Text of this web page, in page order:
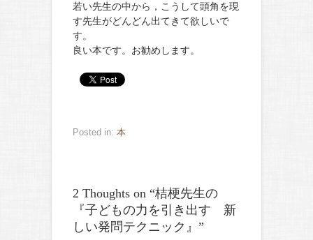
若い先生の中から，こうして頭角を現
す先生がどんどん出てきて欲しいで
す。
良い本です。お勧めします。
Posted in: 本
2 Thoughts on “桔梗先生の
『子どもの力を引き出す 新
しい発問テクニック』 ”